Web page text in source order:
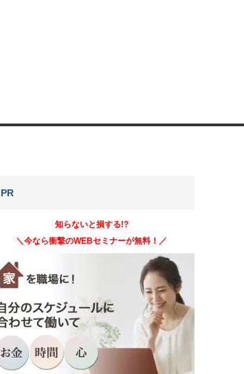
PR
知らないと損する!?
＼今なら衝撃のWEBセミナーが無料！／